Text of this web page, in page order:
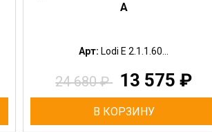
A
Арт: Lodi E 2.1.1.60...
24 680₽ 13 575₽
В КОРЗИНУ